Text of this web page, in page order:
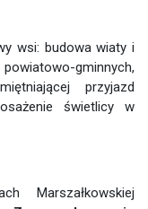
wsi: budowa wiaty i
gminnych,
przyjazd
świetlicy w
Marszałkowskiej